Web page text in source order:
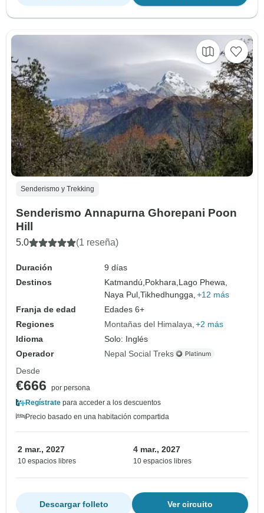
Senderismo y Trekking
Senderismo Annapurna Ghorepani Poon
Hill
5.0 (1 reseña)
Duración
9 días
Destinos
Katmandú, Pokhara, Lago Phewa,
Naya Pul,Tikhedhungga, +12 más
Franja de edad
Edades 6+
Regiones
Montañas del Himalaya +2 más
Idioma
Solo: Inglés
Operador
Nepal Social Treks
Desde
€666
por persona
Regístrate para acceder a los descuentos
Precio basado en una habitación compartida
2 mar., 2027
10 espacios libres
4 mar., 2027
10 espacios libres
Ver circuito
Descargar folleto